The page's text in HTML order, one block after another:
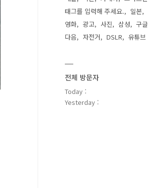
태그를 입력해 주세요.
일본
영화
광고 사진 삼성 구글
다음
자전거 DSLR 유튜브
전체 방문자
Today :
Yesterday :